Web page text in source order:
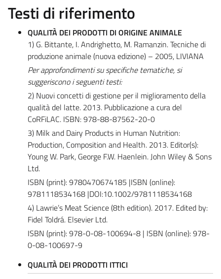
Testi di riferimento
QUALITÀ DEI PRODOTTI DI ORIGINE ANIMALE
1) G. Bittante, I. Andrighetto, M. Ramanzin. Tecniche di
produzione animale (nuova edizione) – 2005, LIVIANA
Per approfondimenti su specifiche tematiche, si
suggeriscono i seguenti testi:
2) Nuovi concetti di gestione per il miglioramento della
qualità del latte. 2013. Pubblicazione a cura del
CoRFiLAC. ISBN: 978-88-87562-20-0
3) Milk and Dairy Products in Human Nutrition:
Production, Composition and Health. 2013. Editor(s):
Young W. Park, George F.W. Haenlein. John Wiley & Sons
Ltd.
ISBN (print): 9780470674185 |ISBN (online):
9781118534168 |DOI:10.1002/9781118534168
4) Lawrie’s Meat Science (8th edition). 2017. Edited by:
Fidel Toldrá. Elsevier Ltd.
ISBN (print): 978-0-08-100694-8 | ISBN (online): 978-
0-08-100697-9
QUALITÀ DEI PRODOTTI ITTICI